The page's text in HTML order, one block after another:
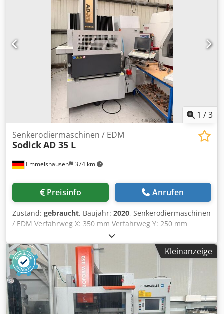
400 mm Maximales Werkstückgewicht: 1500 kg
Schneidgeschwindigkeit von 400 mm²/min Beste
Oberfläche: Ra 0,2 µm Dedpfx Aszrur Nsi Tswa Verfügbare
Drahtdurchmesser: 0,15 mm bis 0,33 mm Abmessungen
der kompletten Anlage: 2600 x 2810 x 2240 mm
Gesamtgewicht der Anlage: 3300 kg Die Maschine wurde
von uns bereits getestet und einem Service unterzogen.
Auf Wunsch bieten wir Ihnen folgende Dienstleistungen
an: - Inbetriebnahme der Maschine bei Ihnen vor Ort -
Steuerungsschulung - Zubehör wie Kühler und
1 /3
Emmelshausen 374 km
Senkerodiermaschinen / EDM
SodickAD 35 L
Preisinfo Anrufen
Zustand: gebraucht, Baujahr: 2020, Senkerodiermaschinen
/ EDM Verfahrweg X: 350 mm Verfahrweg Y: 250 mm
Verfahrweg Z: 270 mm Tischgröße X: 600 mm Tischgröße Y:
400 mm max. Werkstückgröße X: 975 mm max.
Werkstückgröße Y: 555 mm Dwsdpeztpk Ajfx Ai Tja max.
Werkstückgröße Z: 350 mm max. Elektrodengewicht: 50 kg
max. Werkstückgewicht: 550 kg Kühler
Kleinanzeige